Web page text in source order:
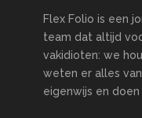
Flex Folio is een
team dat altijd
vakidioten: we
weten er alles
eigenwijs en